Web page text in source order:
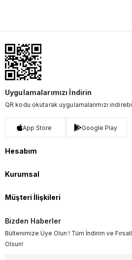
Uygulamalarımızı İndirin
QR kodu okutarak uygulamalarımızı
App Store Google Play
Hesabım
Kurumsal
Müşteri İlişkileri
Bizden Haberler
Bültenimize Üye Olun ! Tüm İndirim ve
Olsun!